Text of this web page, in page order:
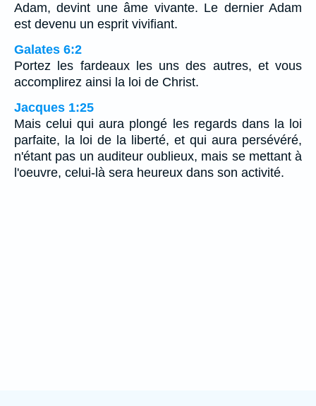
Adam, devint une âme vivante. Le dernier Adam
est devenu un esprit vivifiant.
Galates 6:2
Portez les fardeaux les uns des autres, et vous
accomplirez ainsi la loi de Christ.
Jacques 1:25
Mais celui qui aura plongé les regards dans la loi
parfaite, la loi de la liberté, et qui aura persévéré,
n'étant pas un auditeur oublieux, mais se mettant à
l'oeuvre, celui-là sera heureux dans son activité.